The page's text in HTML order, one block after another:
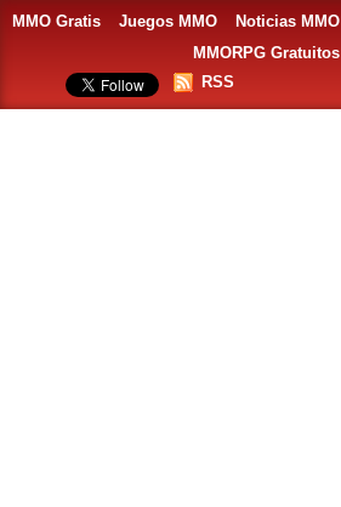
MMO Gratis Juegos MMO Noticias MMO
MMORPG Gratuitos
RSS